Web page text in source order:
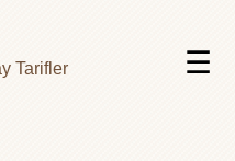
Tarifler ☰